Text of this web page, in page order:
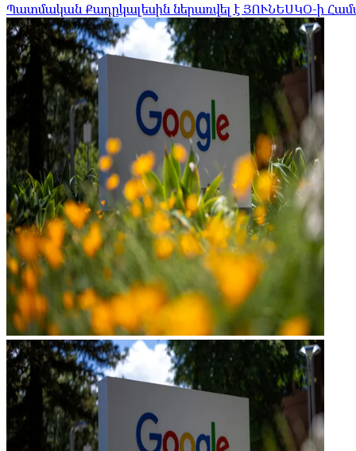
Պատմական Քադըկալեսին ներառվել է ՅՈՒՆԵՍԿՕ-ի